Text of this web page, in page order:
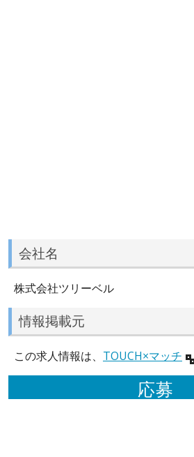
会社名
株式会社ツリーベル
情報掲載元
この求人情報は、 TOUCH×マッチ
応募